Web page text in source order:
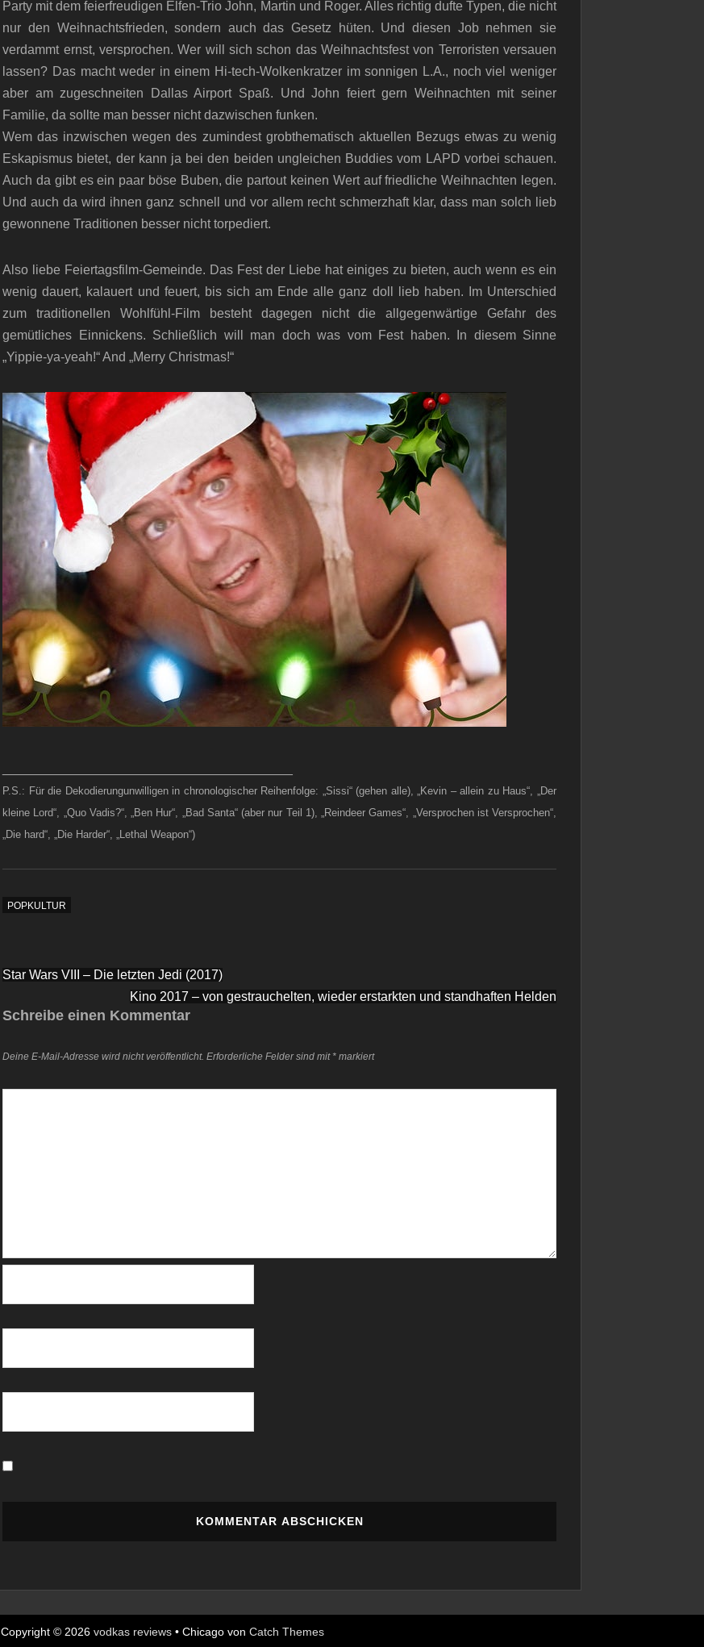
Party mit dem feierfreudigen Elfen-Trio John, Martin und Roger. Alles richtig dufte Typen, die nicht
nur den Weihnachtsfrieden, sondern auch das Gesetz hüten. Und diesen Job nehmen sie
verdammt ernst, versprochen. Wer will sich schon das Weihnachtsfest von Terroristen versauen
lassen? Das macht weder in einem Hi-tech-Wolkenkratzer im sonnigen L.A., noch viel weniger
aber am zugeschneiten Dallas Airport Spaß. Und John feiert gern Weihnachten mit seiner
Familie, da sollte man besser nicht dazwischen funken.
Wem das inzwischen wegen des zumindest grobthematisch aktuellen Bezugs etwas zu wenig
Eskapismus bietet, der kann ja bei den beiden ungleichen Buddies vom LAPD vorbei schauen.
Auch da gibt es ein paar böse Buben, die partout keinen Wert auf friedliche Weihnachten legen.
Und auch da wird ihnen ganz schnell und vor allem recht schmerzhaft klar, dass man solch lieb
gewonnene Traditionen besser nicht torpediert.
Also liebe Feiertagsfilm-Gemeinde. Das Fest der Liebe hat einiges zu bieten, auch wenn es ein
wenig dauert, kalauert und feuert, bis sich am Ende alle ganz doll lieb haben. Im Unterschied
zum traditionellen Wohlfühl-Film besteht dagegen nicht die allgegenwärtige Gefahr des
gemütliches Einnickens. Schließlich will man doch was vom Fest haben. In diesem Sinne
„Yippie-ya-yeah!“ And „Merry Christmas!“
P.S.: Für die Dekodierungunwilligen in chronologischer Reihenfolge: „Sissi“ (gehen alle), „Kevin – allein zu Haus“, „Der
kleine Lord“, „Quo Vadis?“, „Ben Hur“, „Bad Santa“ (aber nur Teil 1), „Reindeer Games“, „Versprochen ist Versprochen“,
„Die hard“, „Die Harder“, „Lethal Weapon“)
POPKULTUR
Beitragsnavigation
Star Wars VIII – Die letzten Jedi (2017)
Kino 2017 – von gestrauchelten, wieder erstarkten und standhaften Helden
Schreibe einen Kommentar
Deine E-Mail-Adresse wird nicht veröffentlicht. Erforderliche Felder sind mit * markiert
Copyright © 2026 vodkas reviews• Chicago von Catch Themes